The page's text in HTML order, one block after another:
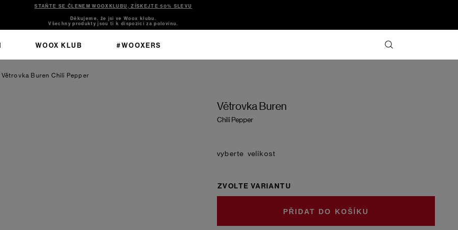
STAŇTE SE ČLENEM WOOXKLUBU, ZÍSKEJTE 50% SLEVU
Děkujeme, že jsi ve Woox klubu.
Všechny produkty jsou ti k dispozici za polovinu.
WOOX KLUB #WOOXERS
Větrovka Buren Chili Pepper
Větrovka Buren
Chili Pepper
velikost
ZVOLTE VARIANTU
DO KOŠÍKU